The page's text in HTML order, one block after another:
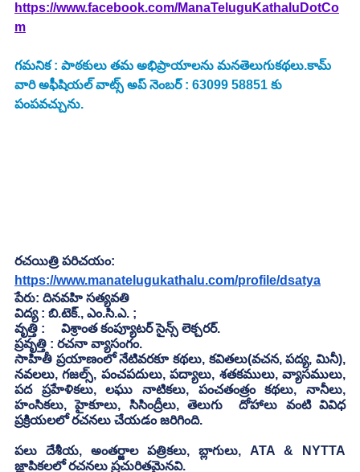
https://www.facebook.com/ManaTeluguKathaluDotCo
m
గమనిక : పాఠకులు తమ అభిప్రాయాలను మనతెలుగుకథలు.కామ్
వారి అఫీషియల్ వాట్స్ అప్ నెంబర్ : 63099 58851 కు
పంపవచ్చును.
రచయిత్రి పరిచయం:
https://www.manatelugukathalu.com/profile/dsatya
పేరు: దినవహి సత్యవతి
విద్య : బి.టెక్., ఎం.సి.ఎ. ;
వృత్తి :     విశ్రాంత కంప్యూటర్ సైన్స్ లెక్చరర్.
ప్రవృత్తి : రచనా వ్యాసంగం.
సాహితీ ప్రయాణంలో నేటివరకూ కథలు, కవితలు(వచన, పద్య, మినీ),
నవలలు, గజల్స్, పంచపదులు, పద్యాలు, శతకములు, వ్యాసములు,
పద ప్రహేళికలు, లఘు నాటికలు, పంచతంత్రం కథలు, నానీలు,
హంసికలు, హైకూలు, సిసింద్రీలు, తెలుగు  దోహాలు వంటి వివిధ
ప్రక్రియలలో రచనలు చేయడం జరిగింది.
పలు దేశీయ, అంతర్జాల పత్రికలు, బ్లాగులు, ATA & NYTTA
జ్ఞాపికలలో రచనలు ప్రచురితమైనవి.